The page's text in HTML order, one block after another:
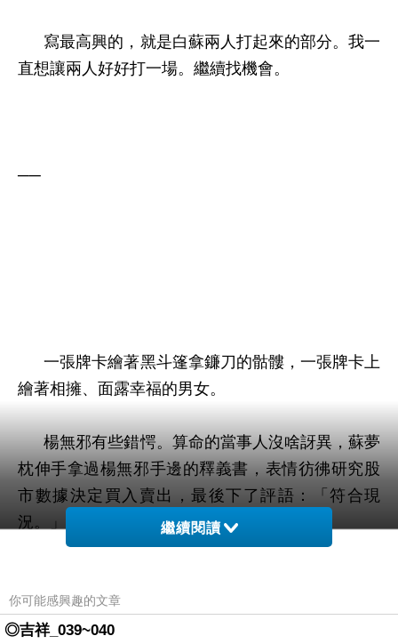
寫最高興的，就是白蘇兩人打起來的部分。我一
直想讓兩人好好打一場。繼續找機會。
──
一張牌卡繪著黑斗篷拿鐮刀的骷髏，一張牌卡上
繪著相擁、面露幸福的男女。
楊無邪有些錯愕。算命的當事人沒啥訝異，蘇夢
枕伸手拿過楊無邪手邊的釋義書，表情彷彿研究股
市數據決定買入賣出，最後下了評語：「符合現
況。」
娃親。雖然是政策聯姻，但喜愛漂亮可愛的事物是
不分年齡，尤其是那樣漂亮、古畫中走下來般靈動
繼續閱讀
你可能感興趣的文章
◎吉祥_039~040